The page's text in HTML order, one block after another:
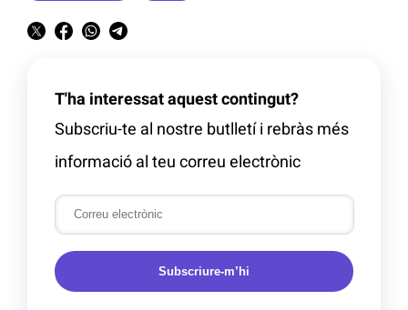
T'ha interessat aquest contingut?
Subscriu-te al nostre butlletí i rebràs més
informació al teu correu electrònic
Subscriure-m’hi